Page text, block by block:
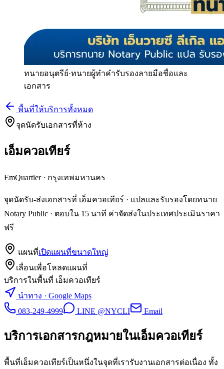
ทนายอนุตรีย์·ทนายผู้ทำคำรับรองลายมือชื่อและ
เอกสาร
พื้นที่ให้บริการทั้งหมด
จุดนัดรับเอกสารที่ห้าง
เอ็มควอเทียร์
EmQuartier· กรุงเทพมหานคร
จุดนัดรับ-ส่งเอกสารที่ เอ็มควอเทียร์ · แปลและรับรองโดยทนาย
Notary Public · ตอบใน 15 นาที ค่าจัดส่งในประเทศประเมินราคา
ฟรี
แผนที่เปิดแผนที่ขนาดใหญ่
เลื่อนเพื่อโหลดแผนที่
บริการในพื้นที่ เอ็มควอเทียร์
นำทาง · Google Maps
083-249-4999
LINE @NYCLI Email
บริการเอกสารกฎหมายในเอ็มควอเทียร์
พื้นที่เอ็มควอเทียร์เป็นหนึ่งในจุดที่เรารับงานเอกสารต่อเนื่อง ทั้ง